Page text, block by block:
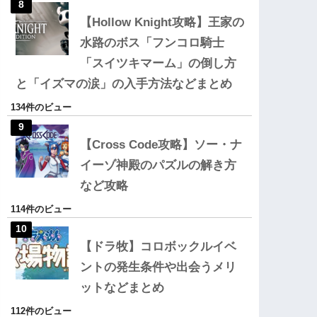
【Hollow Knight攻略】王家の
水路のボス「フンコロ騎士
「スイツキマーム」の倒し方
と「イズマの涙」の入手方法などまとめ
134件のビュー
【Cross Code攻略】ソー・ナ
イーゾ神殿のパズルの解き方
など攻略
114件のビュー
【ドラ牧】コロボックルイベ
ントの発生条件や出会うメリ
ットなどまとめ
112件のビュー